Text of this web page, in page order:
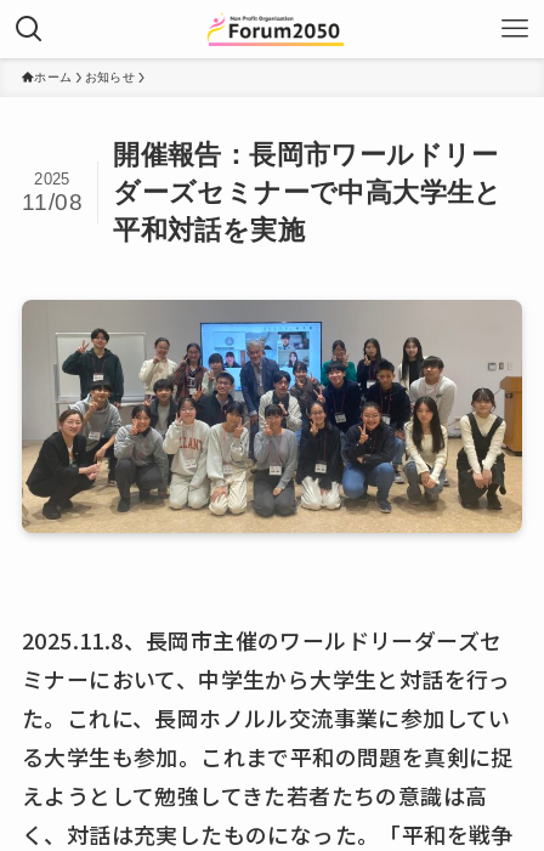
ホーム お知らせ
開催報告：長岡市ワールドリー
ダーズセミナーで中高大学生と
平和対話を実施
2025
11/08
2025.11.8、長岡市主催のワールドリーダーズセ
ミナーにおいて、中学生から大学生と対話を行っ
た。これに、長岡ホノルル交流事業に参加してい
る大学生も参加。これまで平和の問題を真剣に捉
えようとして勉強してきた若者たちの意識は高
く、対話は充実したものになった。「平和を戦争